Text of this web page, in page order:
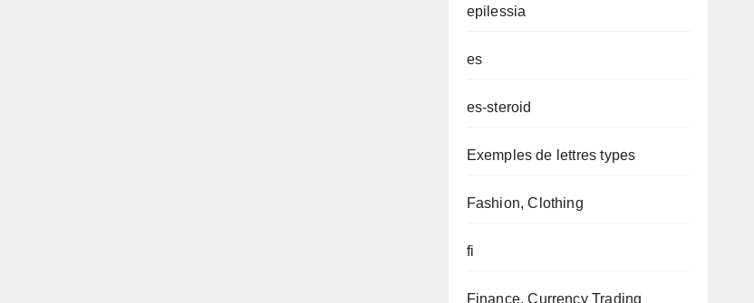
epilessia
es
es-steroid
Exemples de lettres types
Fashion, Clothing
fi
Finance, Currency Trading